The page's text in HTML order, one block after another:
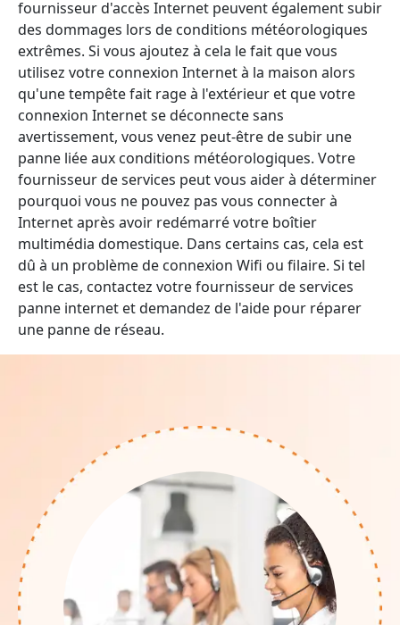
fournisseur d'accès Internet peuvent également subir
des dommages lors de conditions météorologiques
extrêmes. Si vous ajoutez à cela le fait que vous
utilisez votre connexion Internet à la maison alors
qu'une tempête fait rage à l'extérieur et que votre
connexion Internet se déconnecte sans
avertissement, vous venez peut-être de subir une
panne liée aux conditions météorologiques. Votre
fournisseur de services peut vous aider à déterminer
pourquoi vous ne pouvez pas vous connecter à
Internet après avoir redémarré votre boîtier
multimédia domestique. Dans certains cas, cela est
dû à un problème de connexion Wifi ou filaire. Si tel
est le cas, contactez votre fournisseur de services
panne internet et demandez de l'aide pour réparer
une panne de réseau.